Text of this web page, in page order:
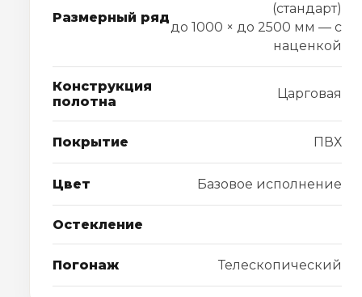
Размерный ряд
(стандарт)
до 1000 × до 2500 мм — с
наценкой
Конструкция
полотна
Царговая
Покрытие ПВХ
Цвет Базовое исполнение
Остекление
Погонаж Телескопический